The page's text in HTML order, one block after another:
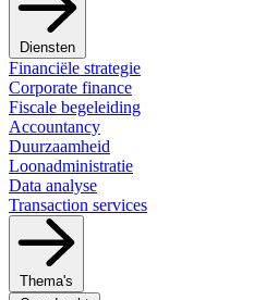
Diensten
Financiële strategie
Corporate finance
Fiscale begeleiding
Accountancy
Duurzaamheid
Loonadministratie
Data analyse
Transaction services
Thema's